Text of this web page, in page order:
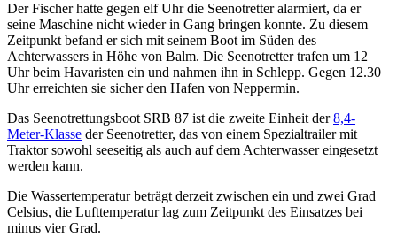
Der Fischer hatte gegen elf Uhr die Seenotretter alarmiert, da er
seine Maschine nicht wieder in Gang bringen konnte. Zu diesem
Zeitpunkt befand er sich mit seinem Boot im Süden des
Achterwassers in Höhe von Balm. Die Seenotretter trafen um 12
Uhr beim Havaristen ein und nahmen ihn in Schlepp. Gegen 12.30
Uhr erreichten sie sicher den Hafen von Neppermin.
Das Seenotrettungsboot SRB 87 ist die zweite Einheit der8,4-
Meter-Klasse der Seenotretter, das von einem Spezialtrailer mit
Traktor sowohl seeseitig als auch auf dem Achterwasser eingesetzt
werden kann.
Die Wassertemperatur beträgt derzeit zwischen ein und zwei Grad
Celsius, die Lufttemperatur lag zum Zeitpunkt des Einsatzes bei
minus vier Grad.